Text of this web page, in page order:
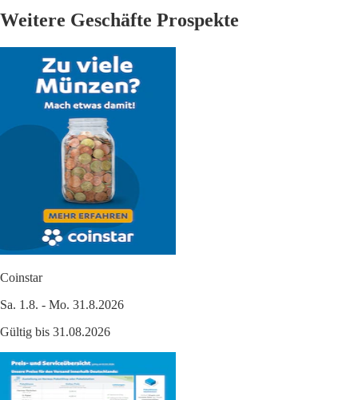
Weitere Geschäfte Prospekte
Coinstar
Sa. 1.8. - Mo. 31.8.2026
Gültig bis 31.08.2026